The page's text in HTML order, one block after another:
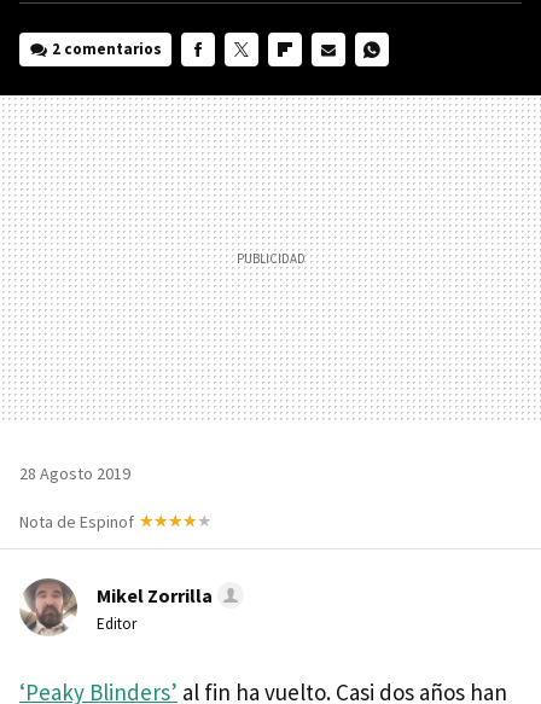
2 comentarios
MAIL
28 Agosto 2019
Nota de Espinof
Mikel Zorrilla
Editor
‘Peaky Blinders’ al fin ha vuelto. Casi dos años han